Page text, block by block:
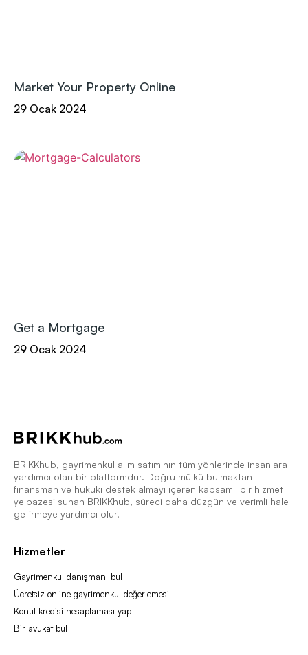
Market Your Property Online
29 Ocak 2024
Get a Mortgage
29 Ocak 2024
BRIKKhub, gayrimenkul alım satımının tüm yönlerinde insanlara
yardımcı olan bir platformdur. Doğru mülkü bulmaktan
finansman ve hukuki destek almayı içeren kapsamlı bir hizmet
yelpazesi sunan BRIKKhub, süreci daha düzgün ve verimli hale
getirmeye yardımcı olur.
Hizmetler
Gayrimenkul danışmanı bul
Ücretsiz online gayrimenkul değerlemesi
Konut kredisi hesaplaması yap
Bir avukat bul